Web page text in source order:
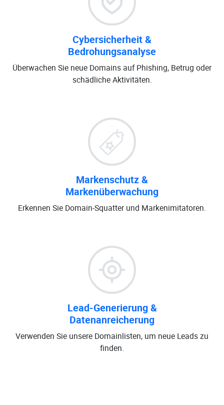
Cybersicherheit &
Bedrohungsanalyse
Überwachen Sie neue Domains auf Phishing, Betrug oder
schädliche Aktivitäten.
Markenschutz &
Markenüberwachung
Erkennen Sie Domain-Squatter und Markenimitatoren.
Lead-Generierung &
Datenanreicherung
Verwenden Sie unsere Domainlisten, um neue Leads zu
finden.